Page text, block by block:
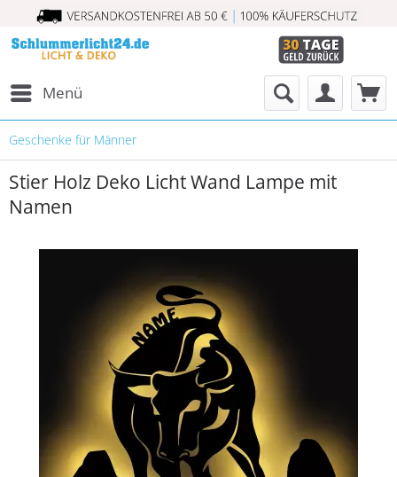
Menü
Geschenke für Männer
Stier Holz Deko Licht Wand Lampe mit
Namen